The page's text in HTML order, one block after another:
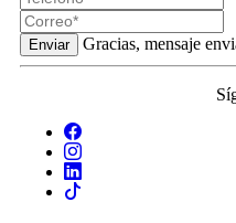
Enviar Gracias, mensaje